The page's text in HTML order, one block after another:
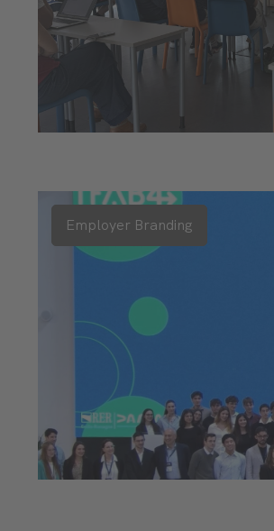
Employer Branding